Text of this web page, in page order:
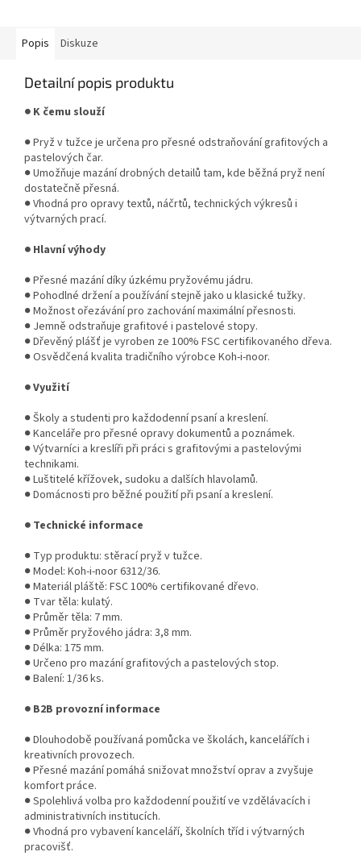
Popis Diskuze
Detailní popis produktu
● K čemu slouží
● Pryž v tužce je určena pro přesné odstraňování grafitových a
pastelových čar.
● Umožňuje mazání drobných detailů tam, kde běžná pryž není
dostatečně přesná.
● Vhodná pro opravy textů, náčrtů, technických výkresů i
výtvarných prací.
● Hlavní výhody
● Přesné mazání díky úzkému pryžovému jádru.
● Pohodlné držení a používání stejně jako u klasické tužky.
● Možnost ořezávání pro zachování maximální přesnosti.
● Jemně odstraňuje grafitové i pastelové stopy.
● Dřevěný plášť je vyroben ze 100% FSC certifikovaného dřeva.
● Osvědčená kvalita tradičního výrobce Koh-i-noor.
● Využití
● Školy a studenti pro každodenní psaní a kreslení.
● Kanceláře pro přesné opravy dokumentů a poznámek.
● Výtvarníci a kreslíři při práci s grafitovými a pastelovými
technikami.
● Luštitelé křížovek, sudoku a dalších hlavolamů.
● Domácnosti pro běžné použití při psaní a kreslení.
● Technické informace
● Typ produktu: stěrací pryž v tužce.
● Model: Koh-i-noor 6312/36.
● Materiál pláště: FSC 100% certifikované dřevo.
● Tvar těla: kulatý.
● Průměr těla: 7 mm.
● Průměr pryžového jádra: 3,8 mm.
● Délka: 175 mm.
● Určeno pro mazání grafitových a pastelových stop.
● Balení: 1/36 ks.
● B2B provozní informace
● Dlouhodobě používaná pomůcka ve školách, kancelářích i
kreativních provozech.
● Přesné mazání pomáhá snižovat množství oprav a zvyšuje
komfort práce.
● Spolehlivá volba pro každodenní použití ve vzdělávacích i
administrativních institucích.
● Vhodná pro vybavení kanceláří, školních tříd i výtvarných
pracovišť.